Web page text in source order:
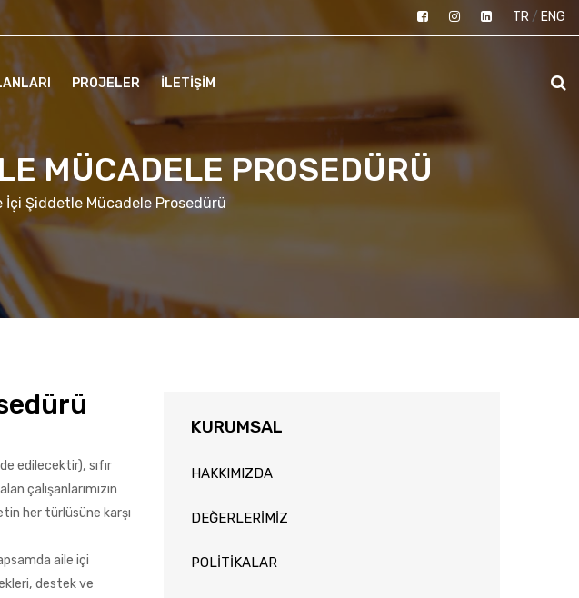
TR / ENG
PROJELER İLETİŞİM
MÜCADELE PROSEDÜRÜ
İçi Şiddetle Mücadele Prosedürü
edilecektir), sıfır
çalışanlarımızın
her türlüsüne karşı
aile içi
destek ve
KURUMSAL
HAKKIMIZDA
DEĞERLERİMİZ
POLİTİKALAR